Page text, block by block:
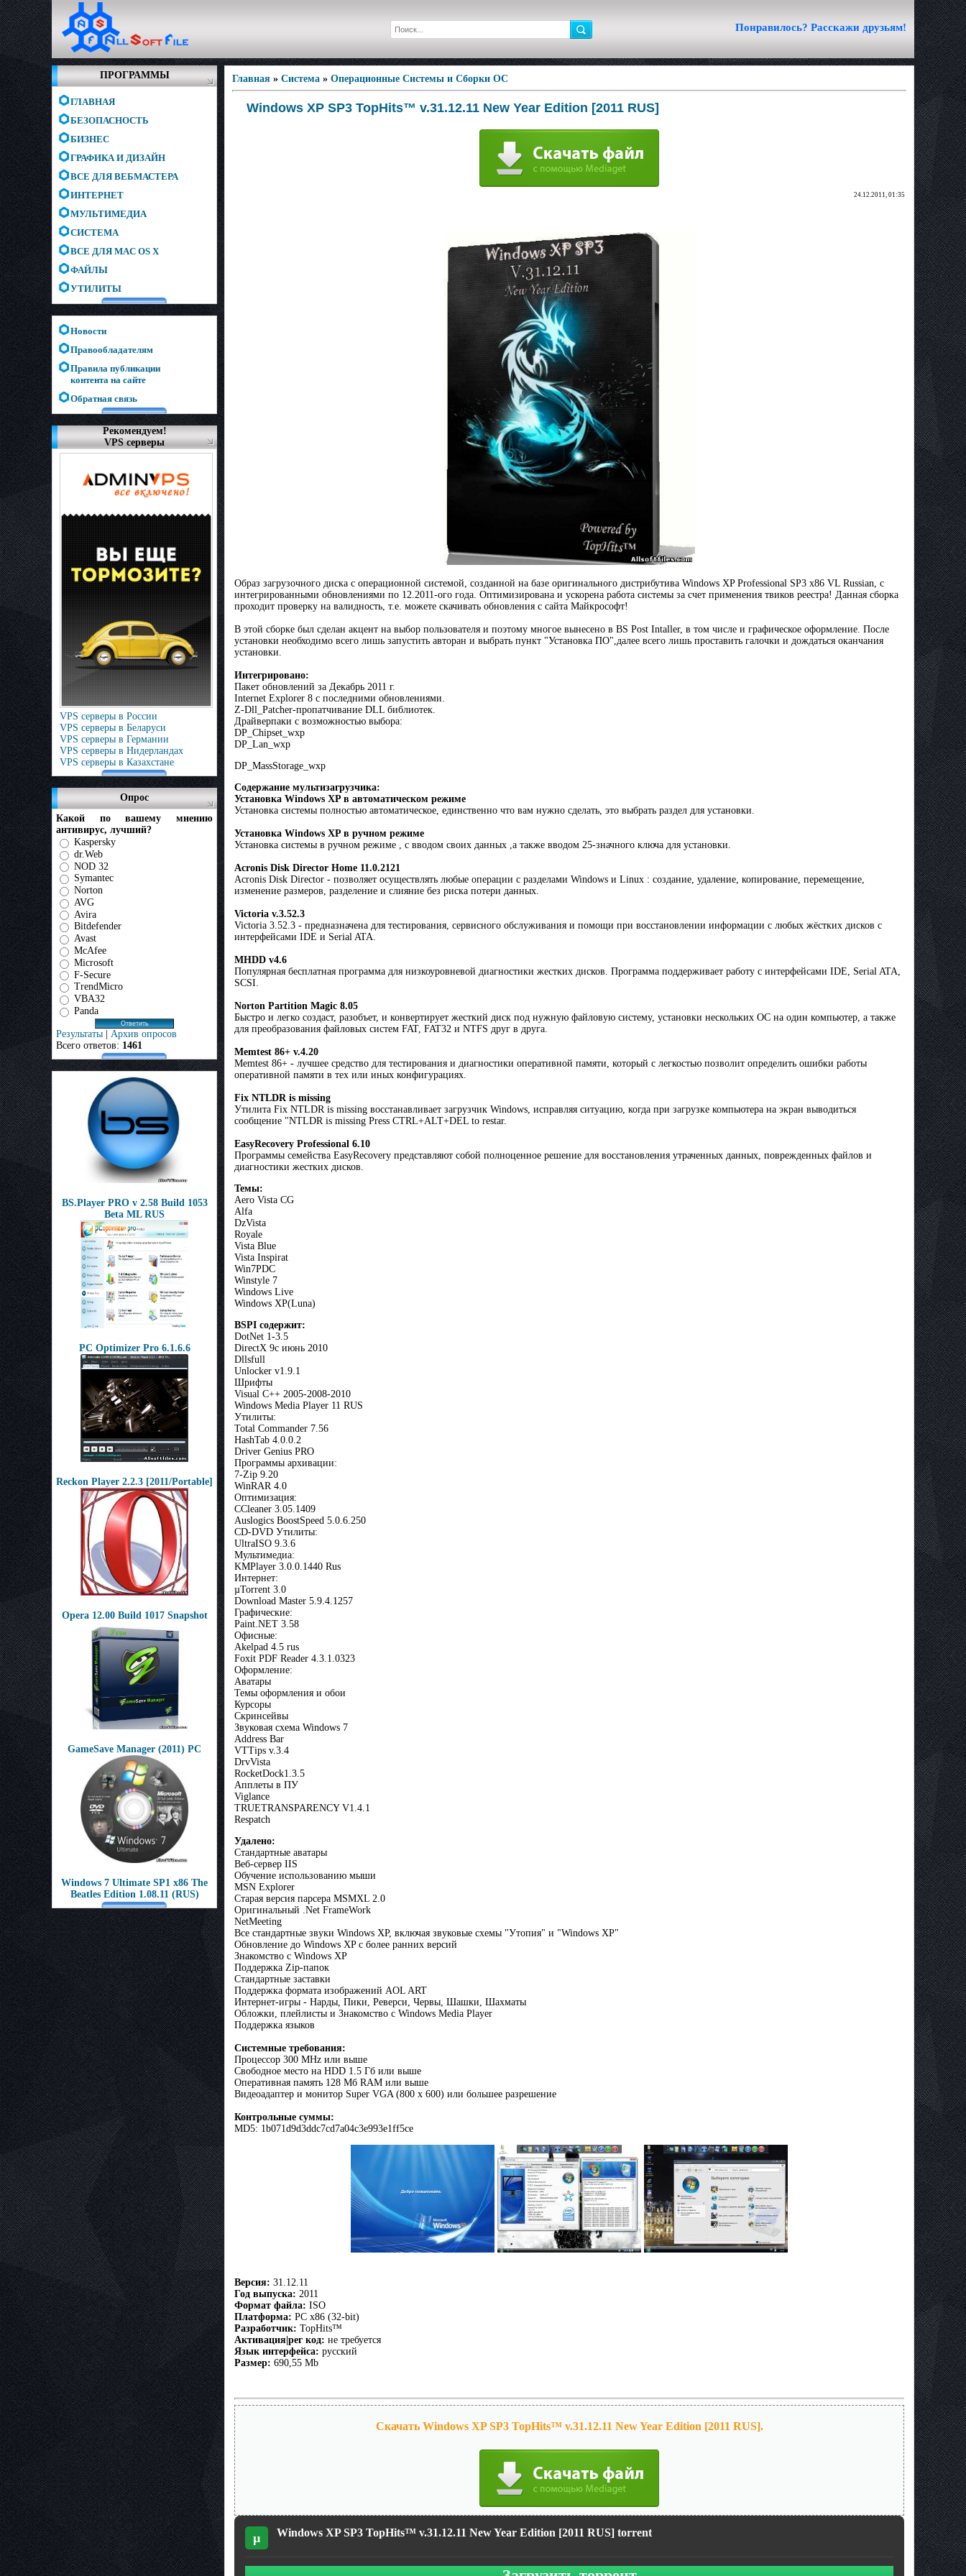
Понравилось? Расскажи друзьям!
ПРОГРАММЫ
ГЛАВНАЯ
БЕЗОПАСНОСТЬ
БИЗНЕС
ГРАФИКА И ДИЗАЙН
ВСЕ ДЛЯ ВЕБМАСТЕРА
ИНТЕРНЕТ
МУЛЬТИМЕДИА
СИСТЕМА
ВСЕ ДЛЯ MAC OS X
ФАЙЛЫ
УТИЛИТЫ
Новости
Правообладателям
Правила публикации
контента на сайте
Обратная связь
Рекомендуем!
VPS серверы
VPS серверы в России
VPS серверы в Беларуси
VPS серверы в Германии
VPS серверы в Нидерландах
VPS серверы в Казахстане
Опрос
Какой по вашему мнению
антивирус, лучший?
Kaspersky
dr.Web
NOD 32
Symantec
Norton
AVG
Avira
Bitdefender
Avast
McAfee
Microsoft
F-Secure
TrendMicro
VBA32
Panda
Результаты | Архив опросов
Всего ответов: 1461
BS.Player PRO v 2.58 Build 1053
Beta ML RUS
PC Optimizer Pro 6.1.6.6
Reckon Player 2.2.3 [2011/Portable]
Opera 12.00 Build 1017 Snapshot
GameSave Manager (2011) РС
Windows 7 Ultimate SP1 x86 The
Beatles Edition 1.08.11 (RUS)
Главная » Система » Операционные Системы и Сборки ОС
Windows XP SP3 TopHits™ v.31.12.11 New Year Edition [2011 RUS]
24.12.2011, 01:35
Образ загрузочного диска с операционной системой, созданной на базе оригинального дистрибутива Windows XP Professional SP3 х86 VL Russian, с
интегрированными обновлениями по 12.2011-ого года. Оптимизирована и ускорена работа системы за счет применения твиков реестра! Данная сборка
проходит проверку на валидность, т.е. можете скачивать обновления с сайта Майкрософт!
В этой сборке был сделан акцент на выбор пользователя и поэтому многое вынесено в BS Post Intaller, в том числе и графическое оформление. После
установки необходимо всего лишь запустить авторан и выбрать пункт "Установка ПО",далее всего лишь проставить галочки и дождаться оканчания
установки.
Интегрировано:
Пакет обновлений за Декабрь 2011 г.
Internet Explorer 8 с последними обновлениями.
Z-Dll_Patcher-пропатчивание DLL библиотек.
Драйверпаки с возможностью выбора:
DP_Chipset_wxp
DP_Lan_wxp
DP_MassStorage_wxp
Содержание мультизагрузчика:
Установка Windows XP в автоматическом режиме
Установка системы полностью автоматическое, единственно что вам нужно сделать, это выбрать раздел для установки.
Установка Windows XP в ручном режиме
Установка системы в ручном режиме , с вводом своих данных ,а также вводом 25-значного ключа для установки.
Acronis Disk Director Home 11.0.2121
Acronis Disk Director - позволяет осуществлять любые операции с разделами Windows и Linux : создание, удаление, копирование, перемещение,
изменение размеров, разделение и слияние без риска потери данных.
Victoria v.3.52.3
Victoria 3.52.3 - предназначена для тестирования, сервисного обслуживания и помощи при восстановлении информации с любых жёстких дисков с
интерфейсами IDE и Serial ATA.
MHDD v4.6
Популярная бесплатная программа для низкоуровневой диагностики жестких дисков. Программа поддерживает работу с интерфейсами IDE, Serial ATA,
SCSI.
Norton Partition Magic 8.05
Быстро и легко создаст, разобъет, и конвертирует жесткий диск под нужную файловую систему, установки нескольких ОС на один компьютер, а также
для преобразования файловых систем FAT, FAT32 и NTFS друг в друга.
Memtest 86+ v.4.20
Memtest 86+ - лучшее средство для тестирования и диагностики оперативной памяти, который с легкостью позволит определить ошибки работы
оперативной памяти в тех или иных конфигурациях.
Fix NTLDR is missing
Утилита Fix NTLDR is missing восстанавливает загрузчик Windows, исправляя ситуацию, когда при загрузке компьютера на экран выводиться
сообщение "NTLDR is missing Press CTRL+ALT+DEL to restar.
EasyRecovery Professional 6.10
Программы семейства EasyRecovery представляют собой полноценное решение для восстановления утраченных данных, поврежденных файлов и
диагностики жестких дисков.
Темы:
Aero Vista CG
Alfa
DzVista
Royale
Vista Blue
Vista Inspirat
Win7PDC
Winstyle 7
Windows Live
Windows XP(Luna)
BSPI содержит:
DotNet 1-3.5
DirectX 9c июнь 2010
Dllsfull
Unlocker v1.9.1
Шрифты
Visual C++ 2005-2008-2010
Windows Media Player 11 RUS
Утилиты:
Total Commander 7.56
HashTab 4.0.0.2
Driver Genius PRO
Программы архивации:
7-Zip 9.20
WinRAR 4.0
Оптимизация:
CCleaner 3.05.1409
Auslogics BoostSpeed 5.0.6.250
CD-DVD Утилиты:
UltraISO 9.3.6
Мультимедиа:
KMPlayer 3.0.0.1440 Rus
Интернет:
µTorrent 3.0
Download Master 5.9.4.1257
Графические:
Paint.NET 3.58
Офисные:
Akelpad 4.5 rus
Foxit PDF Reader 4.3.1.0323
Оформление:
Аватары
Темы оформления и обои
Курсоры
Скринсейвы
Звуковая схема Windows 7
Address Bar
VTTips v.3.4
DrvVista
RocketDock1.3.5
Апплеты в ПУ
Viglance
TRUETRANSPARENCY V1.4.1
Respatch
Удалено:
Стандартные аватары
Веб-сервер IIS
Обучение использованию мыши
MSN Explorer
Старая версия парсера MSMXL 2.0
Оригинальный .Net FrameWork
NetMeeting
Все стандартные звуки Windows XP, включая звуковые схемы "Утопия" и "Windows XP"
Обновление до Windows XP с более ранних версий
Знакомство с Windows XP
Поддержка Zip-папок
Стандартные заставки
Поддержка формата изображений AOL ART
Интернет-игры - Нарды, Пики, Реверси, Червы, Шашки, Шахматы
Обложки, плейлисты и Знакомство с Windows Media Player
Поддержка языков
Cистемные требования:
Процессор 300 MHz или выше
Свободное место на HDD 1.5 Гб или выше
Оперативная память 128 Мб RAM или выше
Видеоадаптер и монитор Super VGA (800 x 600) или большее разрешение
Контрольные суммы:
MD5: 1b071d9d3ddc7cd7a04c3e993e1ff5ce
Версия: 31.12.11
Год выпуска: 2011
Формат файла: ISO
Платформа: PC x86 (32-bit)
Разработчик: TopHits™
Активация|рег код: не требуется
Язык интерфейса: русский
Размер: 690,55 Mb
Скачать Windows XP SP3 TopHits™ v.31.12.11 New Year Edition [2011 RUS].
µ Windows XP SP3 TopHits™ v.31.12.11 New Year Edition [2011 RUS] torrent